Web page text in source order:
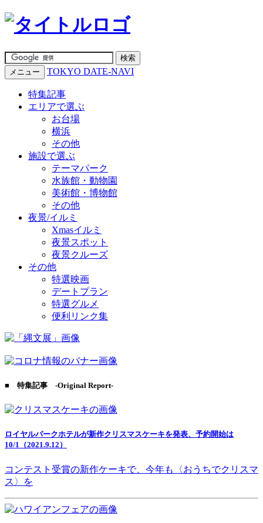
メニュー TOKYO DATE-NAVI
特集記事
エリアで選ぶ
お台場
横浜
その他
施設で選ぶ
テーマパーク
水族館・動物園
美術館・博物館
その他
夜景/イルミ
Xmasイルミ
夜景スポット
夜景クルーズ
その他
特選映画
デートプラン
特選グルメ
便利リンク集
■ 特集記事 -Original Report-
ロイヤルパークホテルが新作クリスマスケーキを発表、予約開始は
10/1（2021.9.12）
コンテスト受賞の新作ケーキで、今年も〈おうちでクリスマ
ス〉を